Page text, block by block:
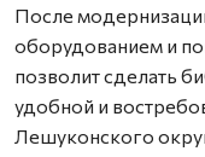
После
оборудованием и
позволит сделать
удобной и
Лешуконского